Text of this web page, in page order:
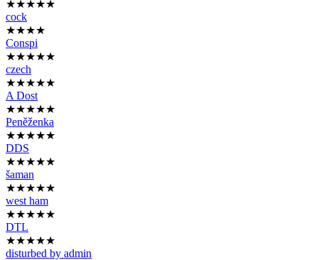
★★★★★
cock
★★★★
Conspi
★★★★★
czech
★★★★★
A Dost
★★★★★
Peněženka
★★★★★
DDS
★★★★★
šaman
★★★★★
west ham
★★★★★
DTL
★★★★★
disturbed by admin